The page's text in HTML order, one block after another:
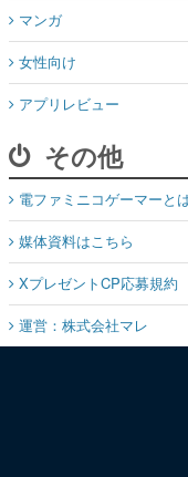
マンガ
女性向け
アプリレビュー
その他
電ファミニコゲーマーと
媒体資料はこちら
XプレゼントCP応募規約
運営：株式会社マレ